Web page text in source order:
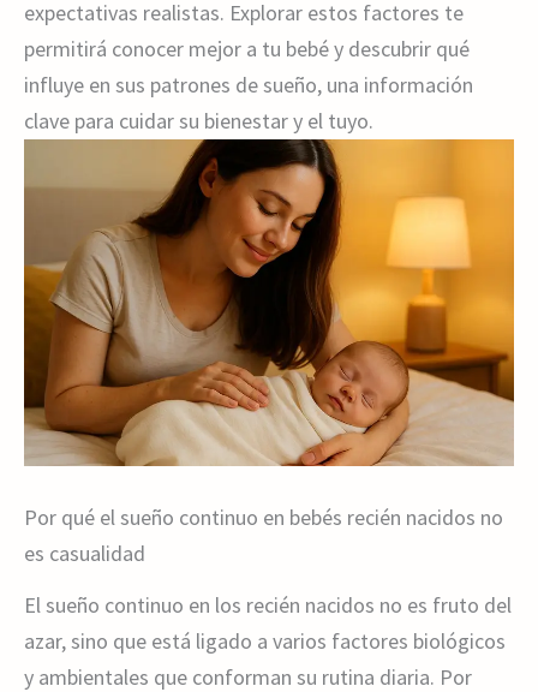
expectativas realistas. Explorar estos factores te
permitirá conocer mejor a tu bebé y descubrir qué
influye en sus patrones de sueño, una información
clave para cuidar su bienestar y el tuyo.
Por qué el sueño continuo en bebés recién nacidos no
es casualidad
El sueño continuo en los recién nacidos no es fruto del
azar, sino que está ligado a varios factores biológicos
y ambientales que conforman su rutina diaria. Por